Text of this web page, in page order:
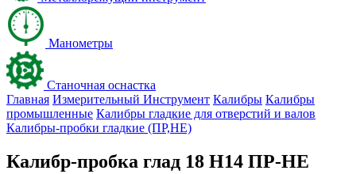
Манометры
Станочная оснастка
Главная Измерительный Инструмент Калибры Калибры
промышленные Калибры гладкие для отверстий и валов
Калибры-пробки гладкие (ПР,НЕ)
Калибр-пробка глад 18 H14 ПР-НЕ